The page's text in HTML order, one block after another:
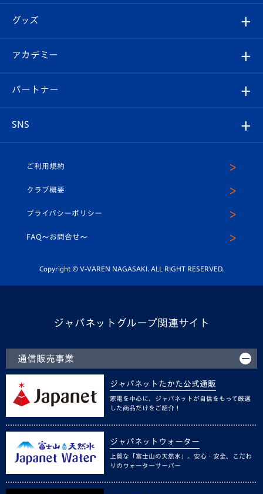
チケット
イベント
メディア
ホームタウン
スタッフプロフィール
マスコット紹介
平和祈念活動
ホームタウン活動
はじめての観戦ガイド
Revive Team
ヴィヴィくんの長崎おもてなしガイド
フォトギャラリー
スタジアムグルメ
チケット
V-LOVERS（ファンクラブ）
プレイヤーズスイート
グッズ
オンラインショップ
店舗情報
アカデミー
育成からのお知らせ
U-18
スクール
パートナー
SNS
ヴィヴィくんインスタグラム
公式LINE＠
ご利用規約
クラブ概要
プライバシーポリシー
FAQ〜お問合せ〜
Copyright © V-VAREN NAGASAKI. ALL RIGHT RESERVED.
ジャパネットグループ関連サイト
通信販売事業
ジャパネットたかた公式通販
家電を中心に、ジャパネットが自信をもって厳選
した商品だけをご紹介！
ジャパネットウォーター
上質な「富士山の天然水」。安心・安全、こだわ
りのウォーターサーバー